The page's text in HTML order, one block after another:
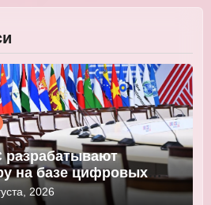
на базе цифровых
2026